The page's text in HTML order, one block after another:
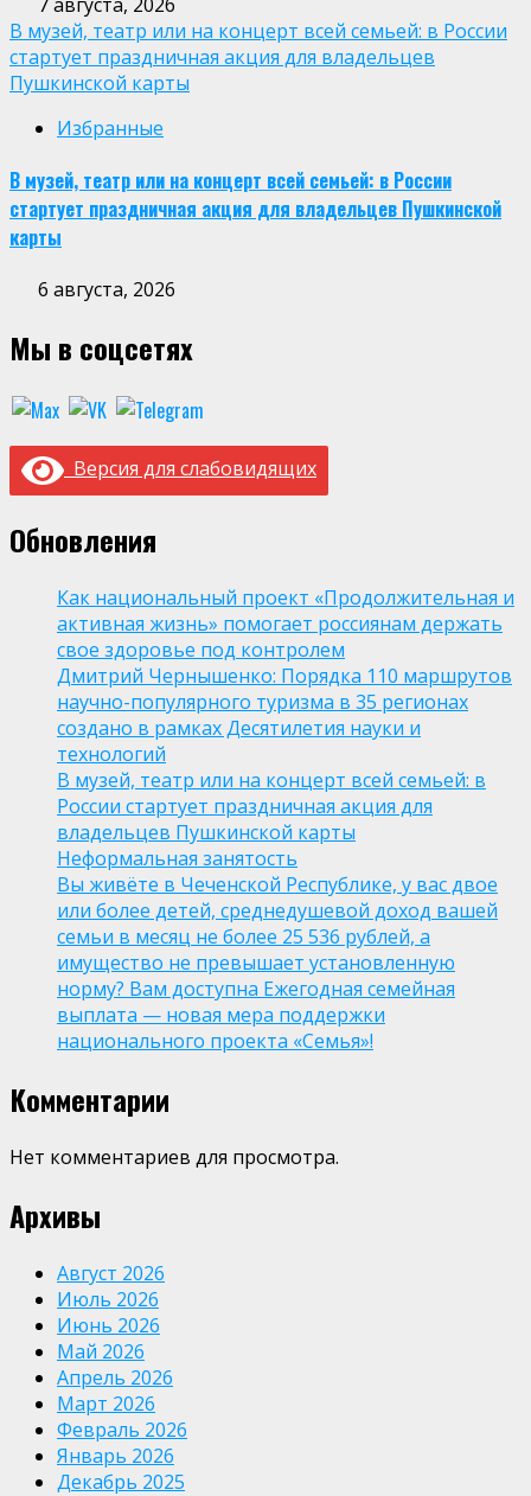
В музей, театр или на концерт всей семьей: в России
стартует праздничная акция для владельцев
Пушкинской карты
Избранные
В музей, театр или на концерт всей семьей: в России
стартует праздничная акция для владельцев Пушкинской
карты
6 августа, 2026
Мы в соцсетях
Версия для слабовидящих
Обновления
Как национальный проект «Продолжительная и
активная жизнь» помогает россиянам держать
свое здоровье под контролем
Дмитрий Чернышенко: Порядка 110 маршрутов
научно-популярного туризма в 35 регионах
создано в рамках Десятилетия науки и
технологий
В музей, театр или на концерт всей семьей: в
России стартует праздничная акция для
владельцев Пушкинской карты
Неформальная занятость
Вы живёте в Чеченской Республике, у вас двое
или более детей, среднедушевой доход вашей
семьи в месяц не более 25 536 рублей, а
имущество не превышает установленную
норму? Вам доступна Ежегодная семейная
выплата — новая мера поддержки
национального проекта «Семья»!
Комментарии
Нет комментариев для просмотра.
Архивы
Август 2026
Июль 2026
Июнь 2026
Май 2026
Апрель 2026
Март 2026
Февраль 2026
Январь 2026
Декабрь 2025